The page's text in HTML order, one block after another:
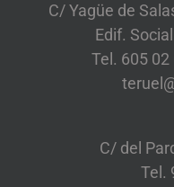
C/ Yagüe de
Edif.
Tel. 605
C/ del
Tel.